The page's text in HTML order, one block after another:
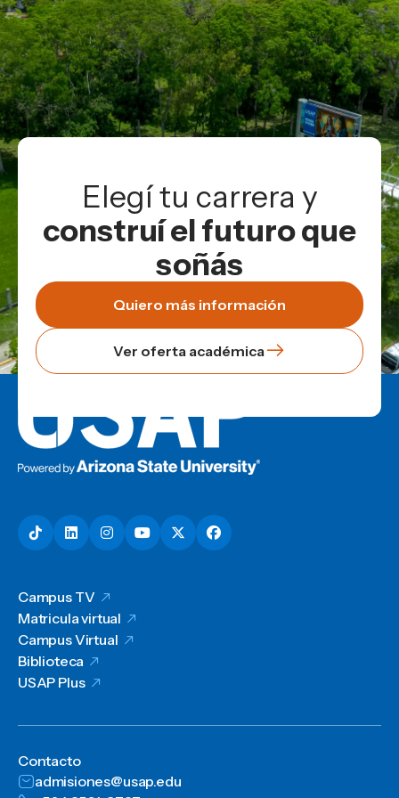
Elegí tu carrera y
construí el futuro que
soñás
Quiero más información
Ver oferta académica
Campus TV
Matricula virtual
Campus Virtual
Biblioteca
USAP Plus
Contacto
admisiones@usap.edu